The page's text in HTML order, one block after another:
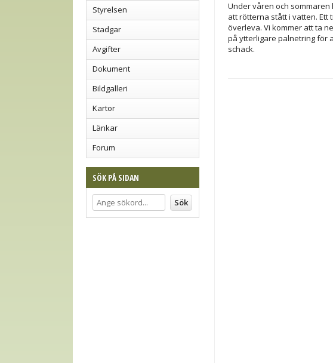
Styrelsen
Stadgar
Avgifter
Dokument
Bildgalleri
Kartor
Länkar
Forum
SÖK PÅ SIDAN
Under våren och
att rötterna stått i vatten.
överleva. Vi kommer att ta
på ytterligare palnetring för
schack.